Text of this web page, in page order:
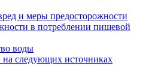
и меры предосторожности
в потреблении пищевой
воды
на следующих источниках